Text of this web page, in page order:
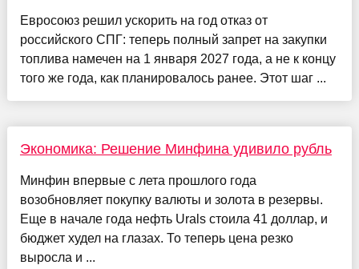
Евросоюз решил ускорить на год отказ от
российского СПГ: теперь полный запрет на закупки
топлива намечен на 1 января 2027 года, а не к концу
того же года, как планировалось ранее. Этот шаг ...
Экономика: Решение Минфина удивило рубль
Минфин впервые с лета прошлого года
возобновляет покупку валюты и золота в резервы.
Еще в начале года нефть Urals стоила 41 доллар, и
бюджет худел на глазах. То теперь цена резко
выросла и ...